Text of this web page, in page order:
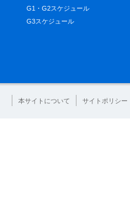
G1・G2スケジュール
G3スケジュール
本サイトについて サイトポリシー